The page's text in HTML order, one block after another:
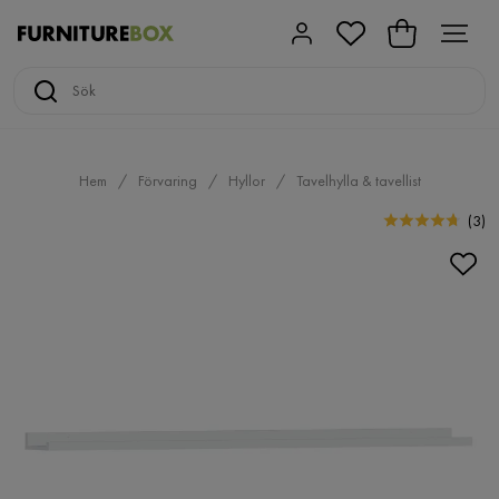
Hem Förvaring Hyllor
Tavelhylla & tavellist
(3)